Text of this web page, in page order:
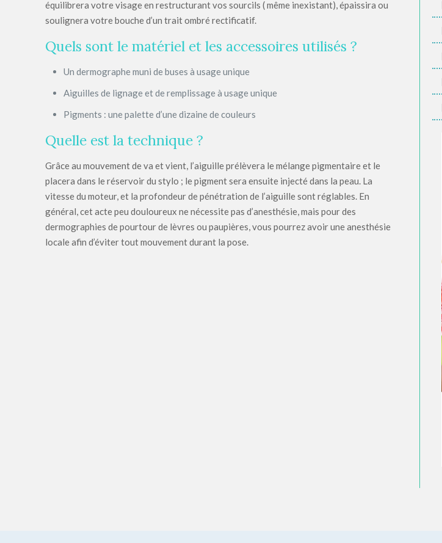
équilibrera votre visage en restructurant vos sourcils ( même inexistant), épaissira ou
soulignera votre bouche d’un trait ombré rectificatif.
Quels sont le matériel et les accessoires utilisés ?
Un dermographe muni de buses à usage unique
Aiguilles de lignage et de remplissage à usage unique
Pigments : une palette d’une dizaine de couleurs
Quelle est la technique ?
Grâce au mouvement de va et vient, l’aiguille prélèvera le mélange pigmentaire et le
placera dans le réservoir du stylo ; le pigment sera ensuite injecté dans la peau. La
vitesse du moteur, et la profondeur de pénétration de l’aiguille sont réglables. En
général, cet acte peu douloureux ne nécessite pas d’anesthésie, mais pour des
dermographies de pourtour de lèvres ou paupières, vous pourrez avoir une anesthésie
locale afin d’éviter tout mouvement durant la pose.